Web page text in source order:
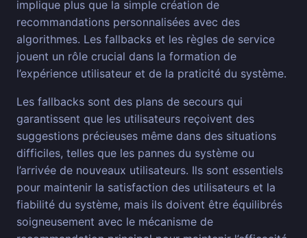
implique plus que la simple création de
recommandations personnalisées avec des
algorithmes. Les fallbacks et les règles de service
jouent un rôle crucial dans la formation de
l’expérience utilisateur et de la praticité du système.
Les fallbacks sont des plans de secours qui
garantissent que les utilisateurs reçoivent des
suggestions précieuses même dans des situations
difficiles, telles que les pannes du système ou
l’arrivée de nouveaux utilisateurs. Ils sont essentiels
pour maintenir la satisfaction des utilisateurs et la
fiabilité du système, mais ils doivent être équilibrés
soigneusement avec le mécanisme de